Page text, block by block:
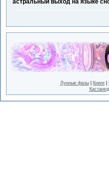
астральный выход на языке
Лунные фазы Книги